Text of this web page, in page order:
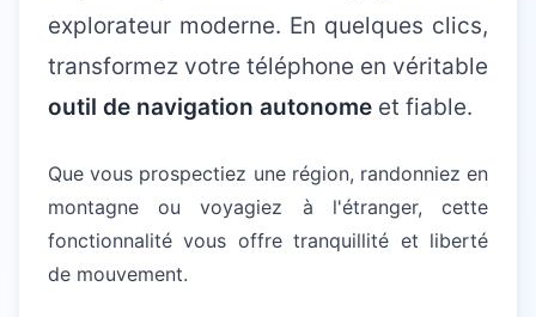
explorateur moderne. En quelques clics,
transformez votre téléphone en véritable
outil de navigation autonome et fiable.
Que vous prospectiez une région, randonniez en
montagne ou voyagiez à l'étranger, cette
fonctionnalité vous offre tranquillité et liberté
de mouvement.